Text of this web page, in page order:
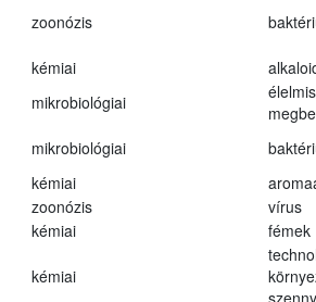
zoonózis
kémiai
mikrobiológiai
mikrobiológiai
kémiai
zoonózis
vírus
kémiai fémek
kémiai